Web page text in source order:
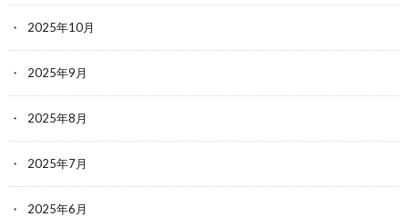
2025年10月
2025年9月
2025年8月
2025年7月
2025年6月